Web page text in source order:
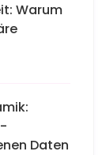
Warum
Daten